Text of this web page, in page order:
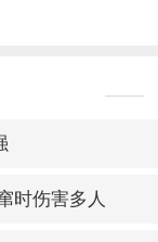
时伤害多人